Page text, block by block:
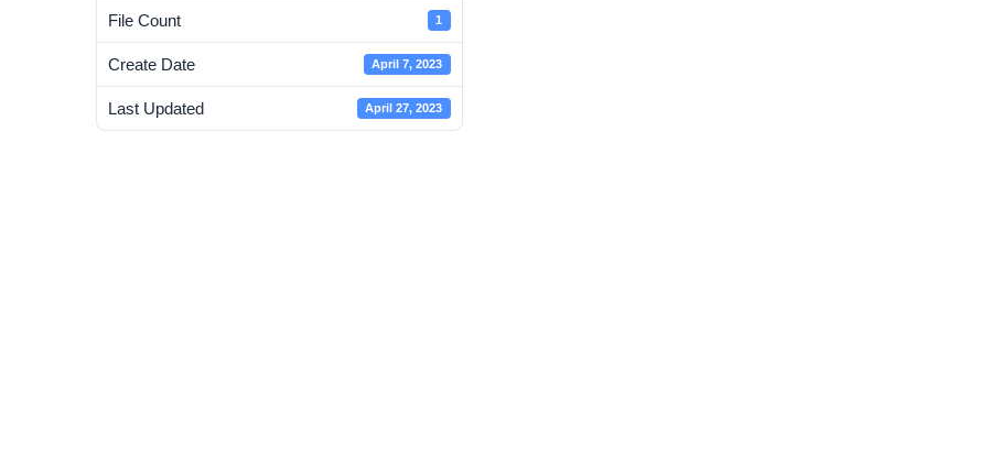
File Count 1
Create Date April 7, 2023
Last Updated April 27, 2023